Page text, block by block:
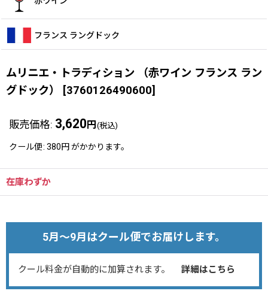
フランス ラングドック
ムリニエ・トラディション （赤ワイン フランス ラン
グドック）
[3760126490600]
販売価格: 3,620 円 (税込)
クール便: 380円 がかかります。
在庫わずか
5月～9月はクール便でお届けします。
クール料金が自動的に加算されます。 詳細はこちら